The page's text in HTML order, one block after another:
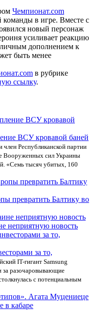
Чемпионат.com
в игре. Вместе с
новый персонаж
усиливает реакцию
дополнением к
быть менее
в рубрике
ссылку.
ВСУ кровавой баней
Республиканской партии
Вооруженных сил Украины
«Семь тысяч убитых, 160
превратить Балтику во
неприятную новость
за то,
IT-гигант Samsung
за разочаровывающие
с потенциальным